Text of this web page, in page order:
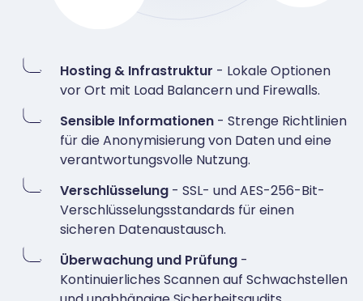
Hosting & Infrastruktur - Lokale Optionen
vor Ort mit Load Balancern und Firewalls.
Sensible Informationen - Strenge Richtlinien
für die Anonymisierung von Daten und eine
verantwortungsvolle Nutzung.
Verschlüsselung - SSL- und AES-256-Bit-
Verschlüsselungsstandards für einen
sicheren Datenaustausch.
Überwachung und Prüfung -
Kontinuierliches Scannen auf Schwachstellen